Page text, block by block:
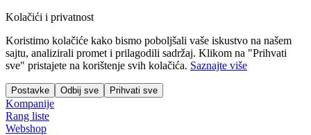
Kolačići i privatnost
Koristimo kolačiće kako bismo poboljšali vaše iskustvo na našem
sajtu, analizirali promet i prilagodili sadržaj. Klikom na "Prihvati
sve" pristajete na korištenje svih kolačića. Saznajte više
Postavke Odbij sve Prihvati sve
Kompanije
Rang liste
Webshop